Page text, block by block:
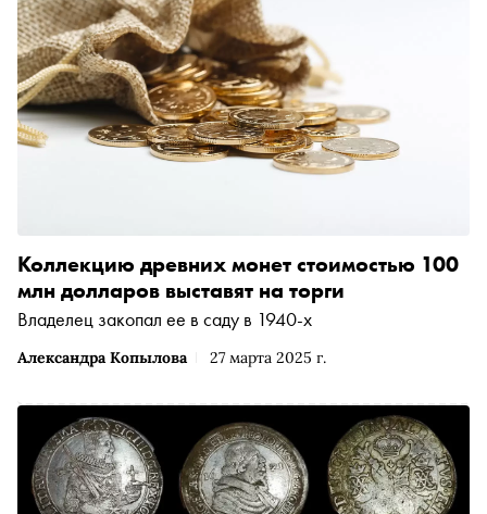
Александра Копылова 27 марта 2025 г.
Коллекцию древних монет стоимостью 100
млн долларов выставят на торги
Владелец закопал ее в саду в 1940-х